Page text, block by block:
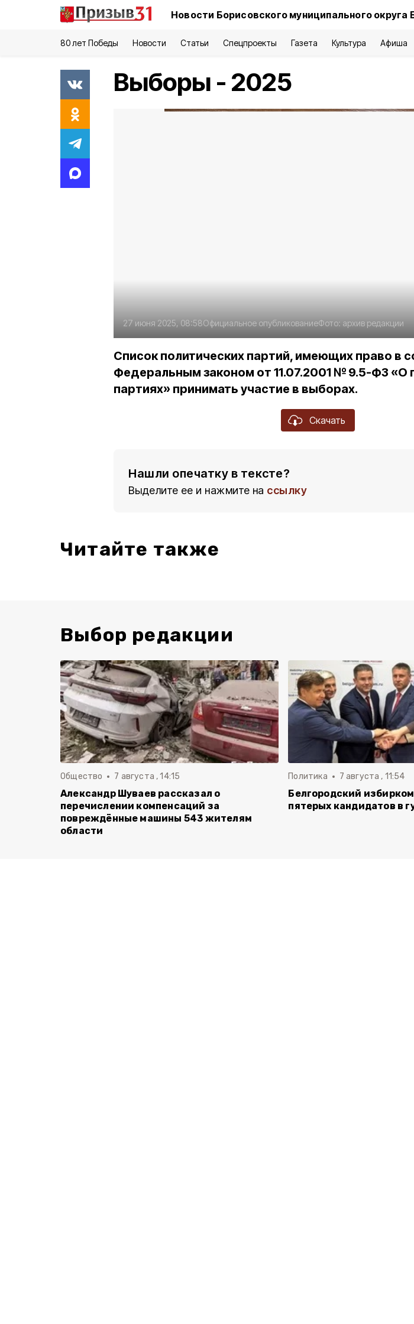
Новости Борисовского муниципального округа
80 лет Победы Новости Статьи Спецпроекты Газета Культура Афиша
Выборы - 2025
27 июня 2025, 08:58Официальное опубликованиеФото: архив редакции
Список политических партий, имеющих право в
Федеральным законом от 11.07.2001 № 9.5-ФЗ «О
партиях» принимать участие в выборах.
Скачать
Нашли опечатку в тексте?
Выделите ее и нажмите на ссылку
Читайте также
Выбор редакции
Общество 7 августа , 14:15
Александр Шуваев рассказал о
перечислении компенсаций за
повреждённые машины 543 жителям
области
Политика 7 августа , 11:54
Белгородский
пятерых кандидатов в